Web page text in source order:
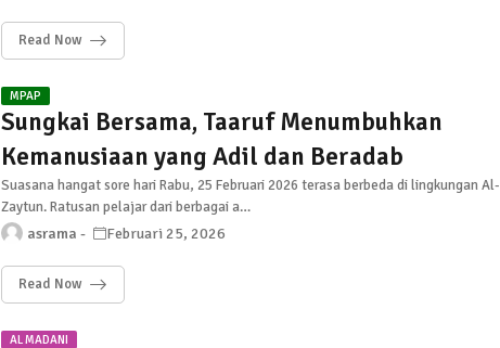
Read Now
MPAP
Sungkai Bersama, Taaruf Menumbuhkan
Kemanusiaan yang Adil dan Beradab
Suasana hangat sore hari Rabu, 25 Februari 2026 terasa berbeda di lingkungan Al-
Zaytun. Ratusan pelajar dari berbagai a…
asrama Februari 25, 2026
Read Now
AL MADANI